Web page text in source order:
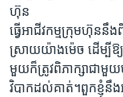
ហ៊ុន
ធ្វើអាជីវកម្មក្រុមហ៊ុន
ស្រាយយ៉ាងម៉េច ដើម្បីឱ្
មួយក៏ត្រូវពិភាក្សាជាមួ
វិបាកដល់គាត់។ពួកខ្ញុំនឹ